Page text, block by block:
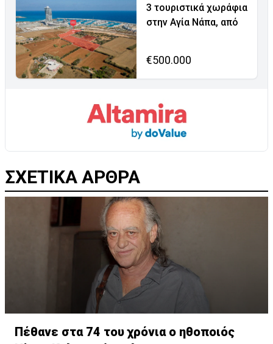
3 τουριστικά χωράφια
στην Αγία Νάπα, από
€500.000
ΣΧΕΤΙΚΑ ΑΡΘΡΑ
Πέθανε στα 74 του χρόνια ο ηθοποιός